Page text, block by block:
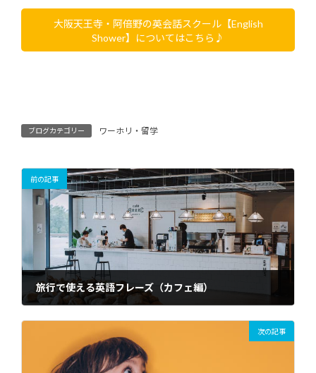
大阪天王寺・阿倍野の英会話スクール【English
Shower】についてはこちら♪
ブログカテゴリー ワーホリ・留学
前の記事
旅行で使える英語フレーズ（カフェ編）
次の記事